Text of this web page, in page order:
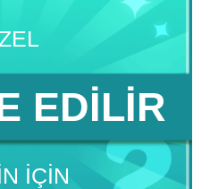
EDILIR
IÇIN